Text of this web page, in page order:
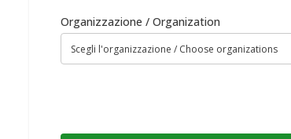
Organizzazione / Organization